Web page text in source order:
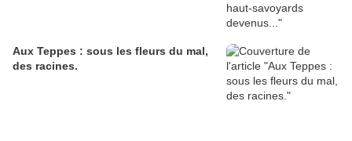
Aux Teppes : sous les fleurs du mal,
des racines.